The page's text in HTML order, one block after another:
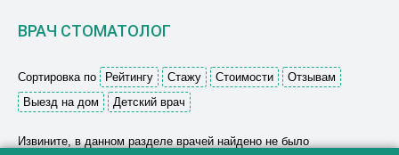
ВРАЧ СТОМАТОЛОГ
Сортировка по Рейтингу Стажу Стоимости
Отзывам
Выезд на дом
Детский врач
Извините, в данном разделе врачей найдено не было